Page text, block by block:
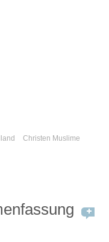
zu Wünschen
Christen Muslime